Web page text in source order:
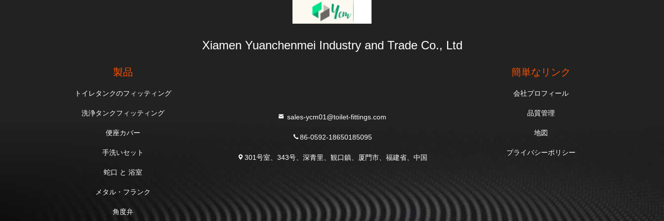
Xiamen Yuanchenmei Industry and Trade Co., Ltd
製品
トイレタンクのフィッティング
洗浄タンクフィッティング
便座カバー
手洗いセット
蛇口 と 浴室
メタル・フランク
角度弁
sales-ycm01@toilet-fittings.com
86-0592-18650185095
301号室、343号、深青里、観口鎮、厦門市、福建省、中国
簡単なリンク
会社プロフィール
品質管理
地図
プライバシーポリシー